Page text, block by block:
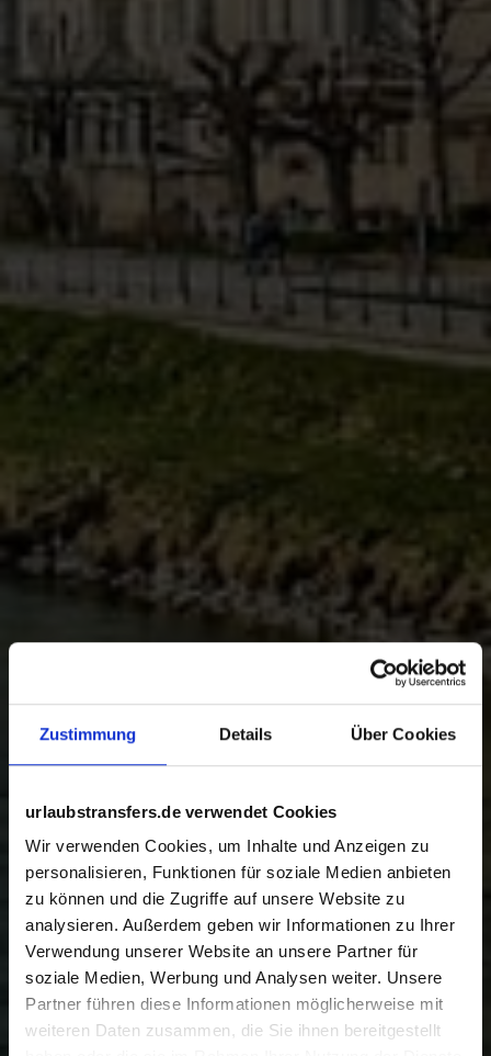
Zustimmung Details Über Cookies
urlaubstransfers.de verwendet Cookies
Wir verwenden Cookies, um Inhalte und Anzeigen zu
personalisieren, Funktionen für soziale Medien anbieten
zu können und die Zugriffe auf unsere Website zu
analysieren. Außerdem geben wir Informationen zu Ihrer
Verwendung unserer Website an unsere Partner für
soziale Medien, Werbung und Analysen weiter. Unsere
Partner führen diese Informationen möglicherweise mit
weiteren Daten zusammen, die Sie ihnen bereitgestellt